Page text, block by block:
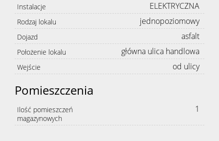
chęć
Instalacje ELEKTRYCZNA
Rodzaj lokalu jednopoziomowy
Dojazd asfalt
Położenie lokalu główna ulica handlowa
Wejście od ulicy
Pomieszczenia
Ilość pomieszczeń
magazynowych
1